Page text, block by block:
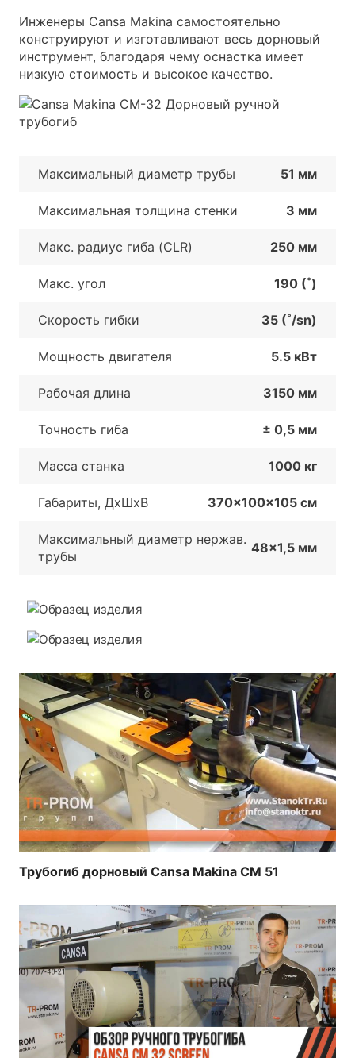
Инженеры Cansa Makina самостоятельно
конструируют и изготавливают весь дорновый
инструмент, благодаря чему оснастка имеет
низкую стоимость и высокое качество.
Максимальный диаметр трубы 51 мм
Максимальная толщина стенки 3 мм
Макс. радиус гиба (CLR) 250 мм
Макс. угол 190 (˚)
Скорость гибки 35 (˚/sn)
Мощность двигателя 5.5 кВт
Рабочая длина 3150 мм
Точность гиба ± 0,5 мм
Масса станка 1000 кг
Габариты, ДхШxB 370x100x105 см
Максимальный диаметр нержав.
трубы
48x1,5 мм
Трубогиб дорновый Cansa Makina CM 51